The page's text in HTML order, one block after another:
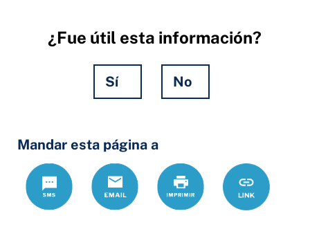
¿Fue útil esta información?
Sí No
Fields
Mandar esta página a
Text
Correo
electrónico
Print
https://
Link